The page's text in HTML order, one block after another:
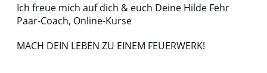
Ich freue mich auf dich & euch Deine Hilde Fehr
Paar-Coach, Online-Kurse
MACH DEIN LEBEN ZU EINEM FEUERWERK!